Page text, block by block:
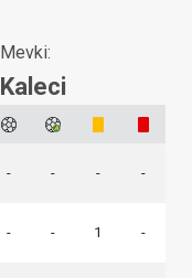
Mevki:
Kaleci
- - - -
- - 1 -